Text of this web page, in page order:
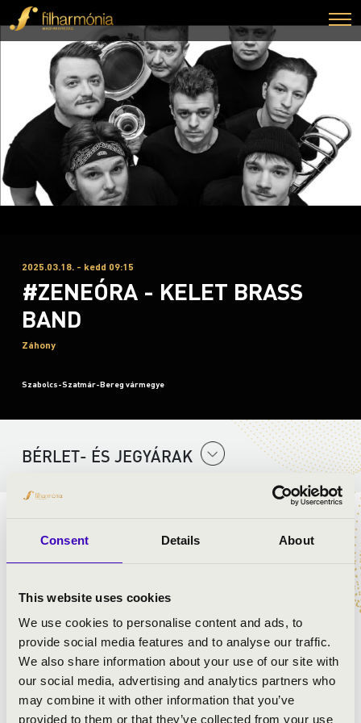
Consent Details About
This website uses cookies
We use cookies to personalise content and ads, to
provide social media features and to analyse our traffic.
We also share information about your use of our site with
our social media, advertising and analytics partners who
may combine it with other information that you’ve
provided to them or that they’ve collected from your use
2025.03.18. - kedd 09:15
#ZENEÓRA - KELET BRASS
BAND
Záhony
Szabolcs-Szatmár-Bereg vármegye
BÉRLET- ÉS JEGYÁRAK
Kelet Brass Band
Bócz István- trombita, piccolo trombita
Molnár Ábel- szaxofon
Durkó János- harsona
Rónaszegi Miklós Pál- harsona
Lengyel Csaba- tuba
Leveleki Mihály - dobszerelés